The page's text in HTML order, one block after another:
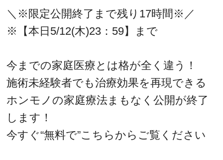
＼※限定公開終了まで残り17時間※／
※【本日5/12(木)23：59】まで
今までの家庭医療とは格が全く違う！
施術未経験者でも治療効果を再現できる
ホンモノの家庭療法まもなく公開が終了
します！
今すぐ“無料で”こちらからご覧ください